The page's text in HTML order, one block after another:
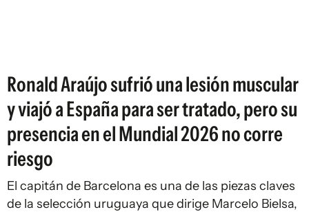
Ronald Araújo sufrió una lesión muscular
y viajó a España para ser tratado, pero su
presencia en el Mundial 2026 no corre
riesgo
El capitán de Barcelona es una de las piezas claves
de la selección uruguaya que dirige Marcelo Bielsa,